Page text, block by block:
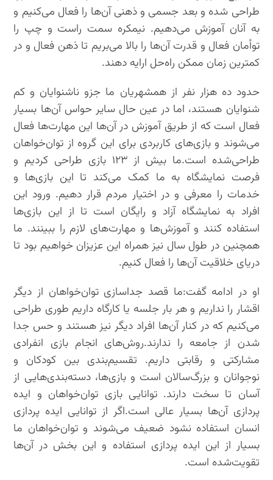
طراحی شده و بعد جسمی و ذهنی آن‌ها را فعال می‌کنیم و
به آنان آموزش می‌دهیم. نیمکره سمت راست و چپ را
توأمان فعال و قدرت آن‌ها را بالا می‌بریم تا ذهن فعال و در
کمترین زمان ممکن راه‌حل ارایه دهند.
حدود ده هزار نفر از همشهریان ما جزو ناشنوایان و کم
شنوایان هستند، اما در عین حال سایر حواس آن‌ها بسیار
فعال است که از طریق آموزش در آن‌ها این مهارت‌ها فعال
می‌شوند و بازی‌های کاربردی برای این گروه از توان‌خواهان
طراحی‌شده است.ما بیش از ۱۲۳ بازی طراحی کردیم و
فرصت نمایشگاه به ما کمک می‌کند تا این بازی‌ها و
خدمات را معرفی و در اختیار مردم قرار دهیم. ورود این
افراد به نمایشگاه آزاد و رایگان است تا از این بازی‌ها
استفاده کنند و آموزش‌ها و مهارت‌های لازم را ببینند. ما
همچنین در طول سال نیز همراه این عزیزان خواهیم بود تا
دریای خلاقیت آن‌ها را فعال کنیم.
او در ادامه گفت:ما قصد جداسازی توان‌خواهان از دیگر
اقشار را نداریم و هر بار جلسه یا کارگاه داریم طوری طراحی
می‌کنیم که در کنار آن‌ها افراد دیگر نیز هستند و حس جدا
شدن از جامعه را ندارند.روش‌های انجام بازی انفرادی
مشارکتی و رقابتی داریم. تقسیم‌بندی بین کودکان و
نوجوانان و بزرگ‌سالان است و بازی‌ها، دسته‌بندی‌هایی از
آسان تا سخت دارند. توانایی بازی توان‌خواهان و ایده
پردازی آن‌ها بسیار عالی است.اگر از توانایی ایده پردازی
انسان استفاده نشود ضعیف می‌شوند و توان‌خواهان ما
بسیار از این ایده پردازی استفاده و این بخش در آن‌ها
تقویت‌شده است.